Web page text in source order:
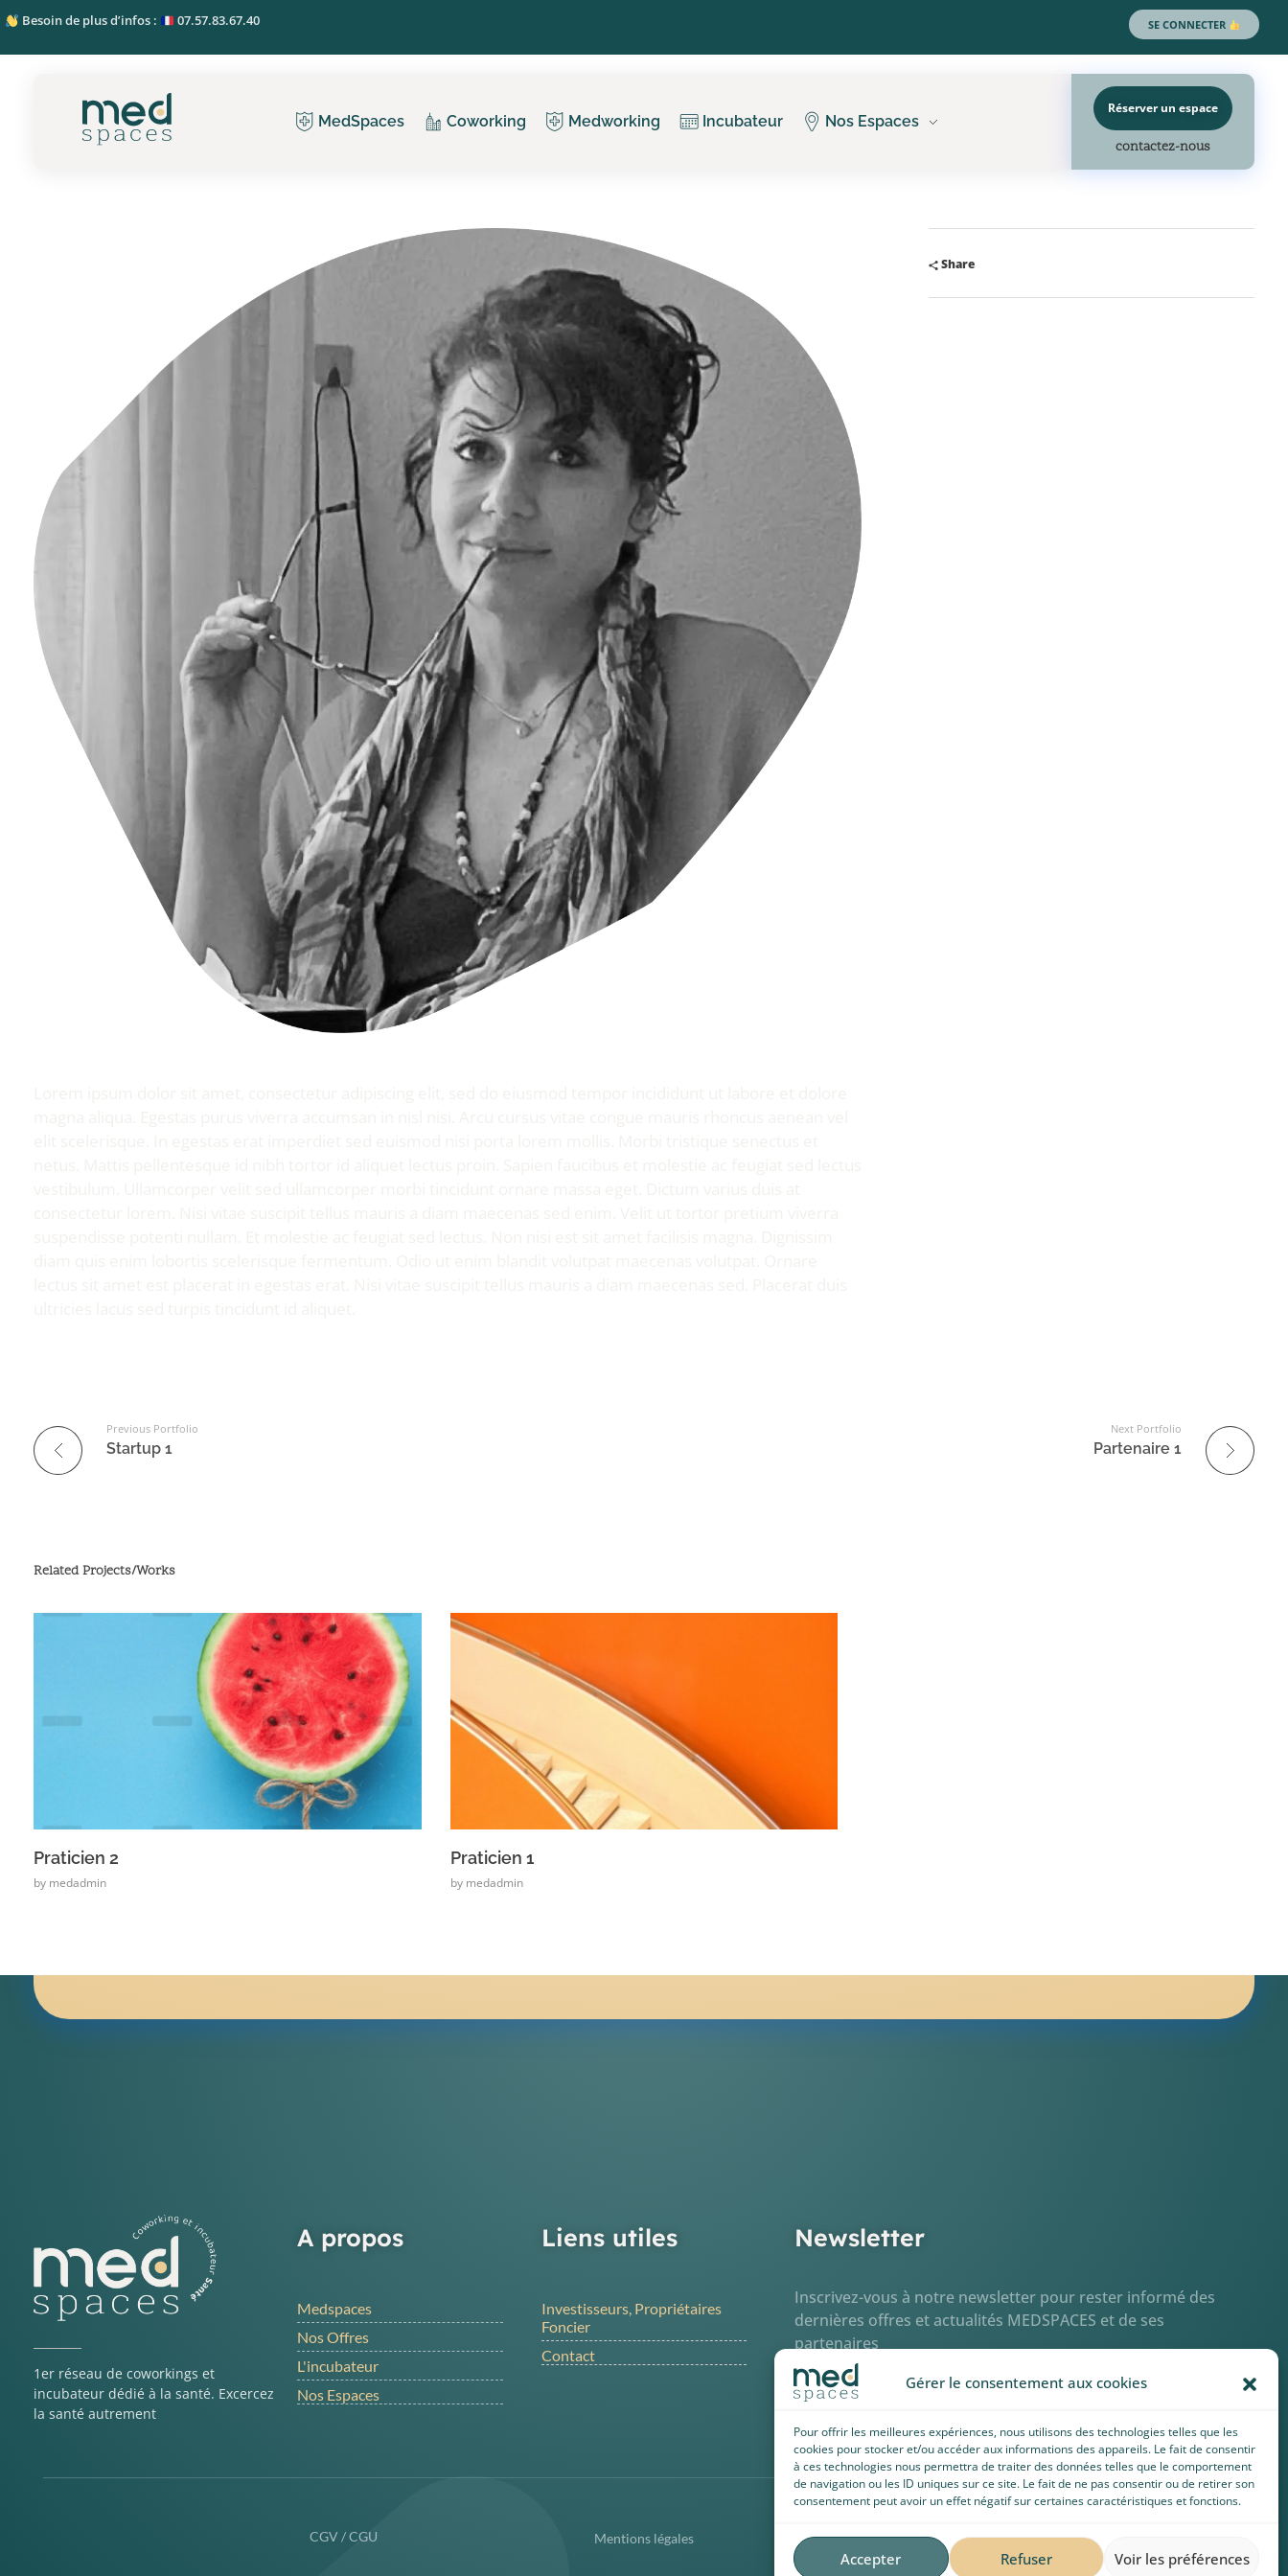
Gérer le consentement aux cookies
Pour offrir les meilleures expériences, nous utilisons des technologies telles que les
cookies pour stocker et/ou accéder aux informations des appareils. Le fait de consentir
à ces technologies nous permettra de traiter des données telles que le comportement
de navigation ou les ID uniques sur ce site. Le fait de ne pas consentir ou de retirer son
consentement peut avoir un effet négatif sur certaines caractéristiques et fonctions.
Accepter Refuser Voir les préférences
Besoin de plus d’infos : 07.57.83.67.40 SE CONNECTER
MedSpaces Coworking Medworking Incubateur Nos Espaces
Réserver un espace
contactez-nous
Share
Previous Portfolio
Startup 1
Next Portfolio
Partenaire 1
Related Projects/Works
Praticien 2
by medadmin
Praticien 1
by medadmin
1er réseau de coworkings et
incubateur dédié à la santé. Excercez
la santé autrement
A propos
Medspaces
Nos Offres
L'incubateur
Nos Espaces
Liens utiles
Investisseurs, Propriétaires
Foncier
Contact
Newsletter
Inscrivez-vous à notre newsletter pour rester informé des
dernières offres et actualités MEDSPACES et de ses
partenaires
CGV / CGU Mentions légales Politique de protection des données personnelles